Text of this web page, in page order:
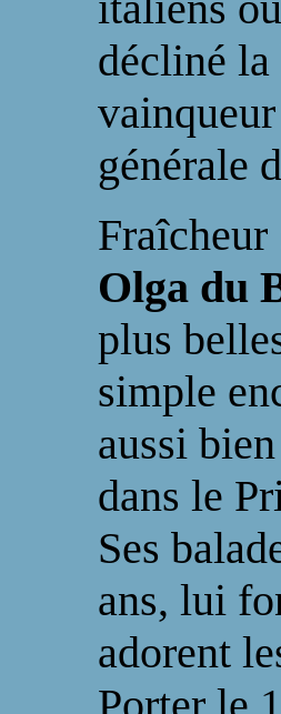
décliné
générale
Olga du
plus
simple
aussi
dans le
Ses
ans, lui
adorent